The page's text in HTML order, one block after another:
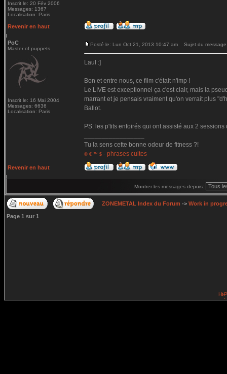
Inscrit le: 20 Fév 2006
Messages: 1367
Localisation: Paris
Revenir en haut
PoC
Master of puppets
Inscrit le: 16 Mai 2004
Messages: 6636
Localisation: Paris
Posté le: Lun Oct 21, 2013 10:47 am Sujet du
Laul :]
Bon et entre nous, ce film c'était n'imp !
Le LIVE est exceptionnel ça c'est clair, mais la
marrant et je pensais vraiment qu'on verrait plus
Ballot.
PS: les p'tits enfoirés qui ont assisté aux 2
Tu la sens cette bonne odeur de fitness ?!
© € ™ $ - phrases cultes
Revenir en haut
Montrer les messages depuis:
ZONEMETAL Index du Forum -> Work in
Page 1 sur 1